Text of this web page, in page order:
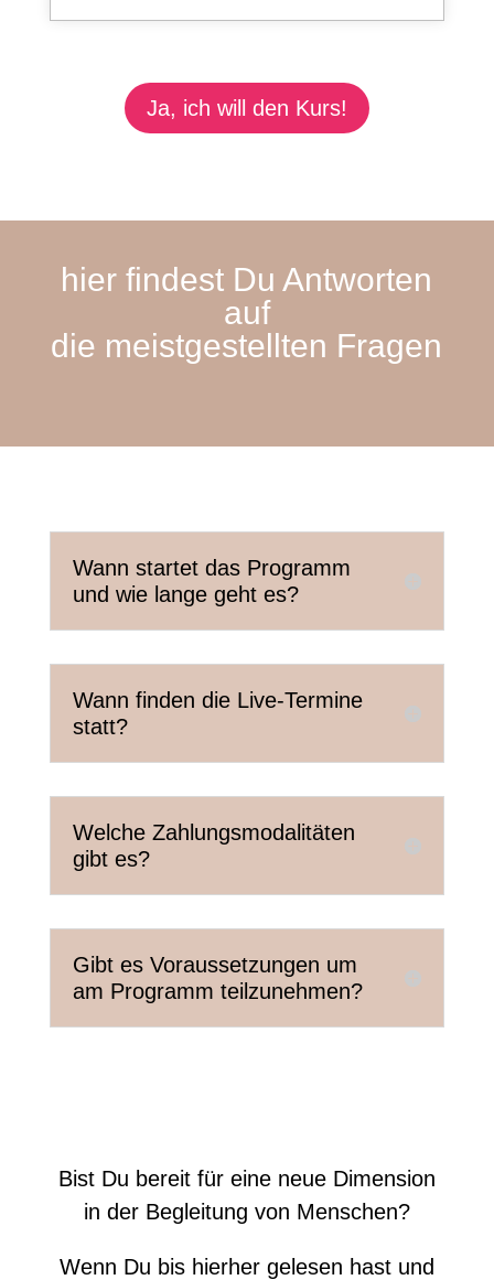
Ja, ich will den Kurs!
hier findest Du Antworten
auf
die meistgestellten Fragen
Wann startet das Programm
und wie lange geht es?
Wann finden die Live-Termine
statt?
Welche Zahlungsmodalitäten
gibt es?
Gibt es Voraussetzungen um
am Programm teilzunehmen?
Bist Du bereit für eine neue Dimension
in der Begleitung von Menschen?
Wenn Du bis hierher gelesen hast und